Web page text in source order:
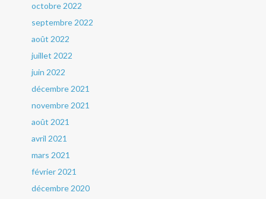
octobre 2022
septembre 2022
août 2022
juillet 2022
juin 2022
décembre 2021
novembre 2021
août 2021
avril 2021
mars 2021
février 2021
décembre 2020